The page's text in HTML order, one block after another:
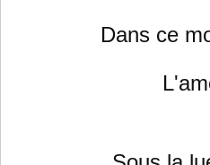
Dans ce